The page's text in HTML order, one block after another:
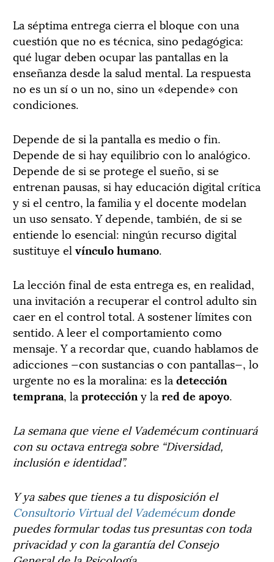
La séptima entrega cierra el bloque con una
cuestión que no es técnica, sino pedagógica:
qué lugar deben ocupar las pantallas en la
enseñanza desde la salud mental. La respuesta
no es un sí o un no, sino un «depende» con
condiciones.
Depende de si la pantalla es medio o fin.
Depende de si hay equilibrio con lo analógico.
Depende de si se protege el sueño, si se
entrenan pausas, si hay educación digital crítica
y si el centro, la familia y el docente modelan
un uso sensato. Y depende, también, de si se
entiende lo esencial: ningún recurso digital
sustituye el vínculo humano.
La lección final de esta entrega es, en realidad,
una invitación a recuperar el control adulto sin
caer en el control total. A sostener límites con
sentido. A leer el comportamiento como
mensaje. Y a recordar que, cuando hablamos de
adicciones —con sustancias o con pantallas—, lo
urgente no es la moralina: es la detección
temprana, la protección y la red de apoyo.
La semana que viene el Vademécum continuará
con su octava entrega sobre “Diversidad,
inclusión e identidad”.
Y ya sabes que tienes a tu disposición el
Consultorio Virtual del Vademécum donde
puedes formular todas tus presuntas con toda
privacidad y con la garantía del Consejo